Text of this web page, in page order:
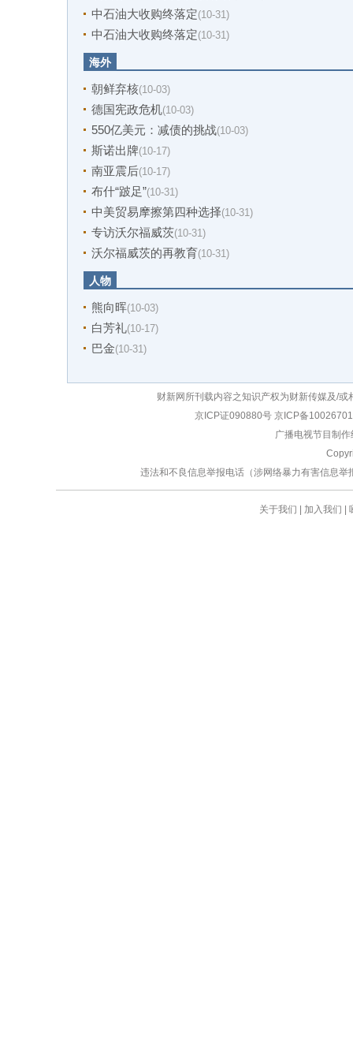
中石油大收购终落定(10-31)
中石油大收购终落定(10-31)
海外
朝鲜弃核(10-03)
德国宪政危机(10-03)
550亿美元：减债的挑战(10-03)
斯诺出牌(10-17)
南亚震后(10-17)
布什“跛足”(10-31)
中美贸易摩擦第四种选择(10-31)
专访沃尔福威茨(10-31)
沃尔福威茨的再教育(10-31)
人物
熊向晖(10-03)
白芳礼(10-17)
巴金(10-31)
财新网所刊载内容之知识产权为财新传媒及/
京ICP证090880号 京ICP备
广播电视节目制
违法和不良信息举报电话（涉网络暴力有害信息
关于我们 加入我们